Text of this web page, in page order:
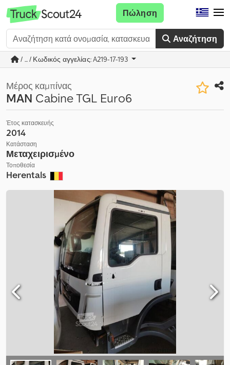
Αναζήτηση
Πώληση
/ ... / Κωδικός αγγελίας: A219-17-193
Μέρος καμπίνας
MAN Cabine TGL Euro6
Έτος κατασκευής
2014
Κατάσταση
Μεταχειρισμένο
Τοποθεσία
Herentals